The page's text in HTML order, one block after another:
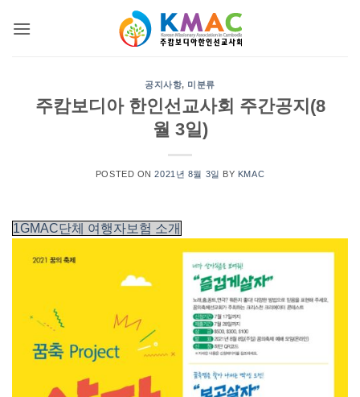
공지사항, 미분류
주캄보디아 한인선교사회 주간공지(8
월 3일)
POSTED ON2021년 8월 3일 BY KMAC
1GMAC단체 여행자보험 소개